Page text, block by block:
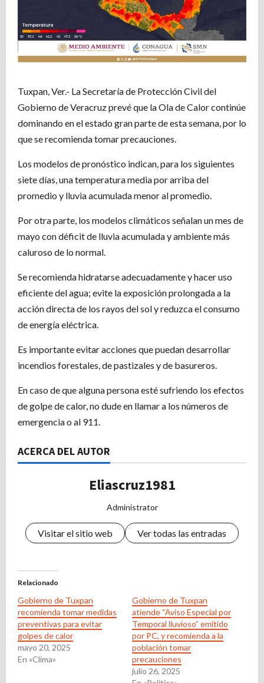
Tuxpan, Ver.- La Secretaría de Protección Civil del
Gobierno de Veracruz prevé que la Ola de Calor continúe
dominando en el estado gran parte de esta semana, por lo
que se recomienda tomar precauciones.
Los modelos de pronóstico indican, para los siguientes
siete días, una temperatura media por arriba del
promedio y lluvia acumulada menor al promedio.
Por otra parte, los modelos climáticos señalan un mes de
mayo con déficit de lluvia acumulada y ambiente más
caluroso de lo normal.
Se recomienda hidratarse adecuadamente y hacer uso
eficiente del agua; evite la exposición prolongada a la
acción directa de los rayos del sol y reduzca el consumo
de energía eléctrica.
Es importante evitar acciones que puedan desarrollar
incendios forestales, de pastizales y de basureros.
En caso de que alguna persona esté sufriendo los efectos
de golpe de calor, no dude en llamar a los números de
emergencia o al 911.
ACERCA DEL AUTOR
Eliascruz1981
Administrator
Visitar el sitio web Ver todas las entradas
Relacionado
Gobierno de Tuxpan
recomienda tomar medidas
preventivas para evitar
golpes de calor
mayo 20, 2025
En «Clima»
Gobierno de Tuxpan
atiende “Aviso Especial por
Temporal lluvioso” emitido
por PC, y recomienda a la
población tomar
precauciones
julio 26, 2025